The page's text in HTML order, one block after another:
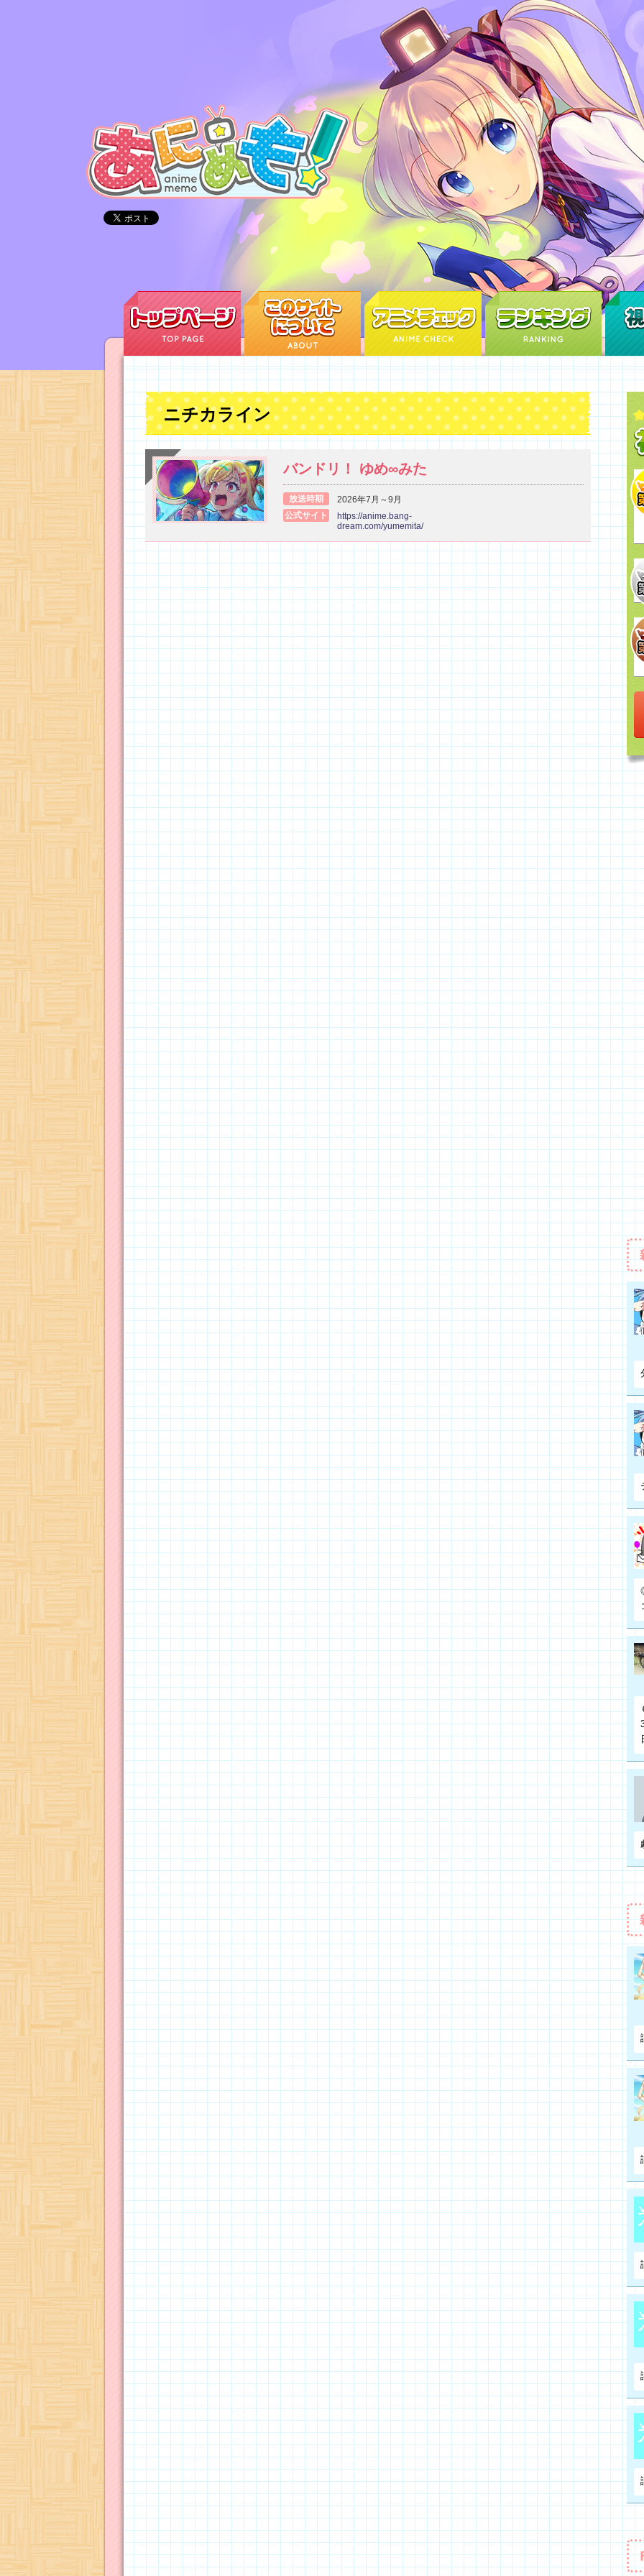
ニチカライン
バンドリ！ ゆめ∞みた
放送時期
2026年7月～9月
公式サイト
https://anime.bang-
dream.com/yumemita/